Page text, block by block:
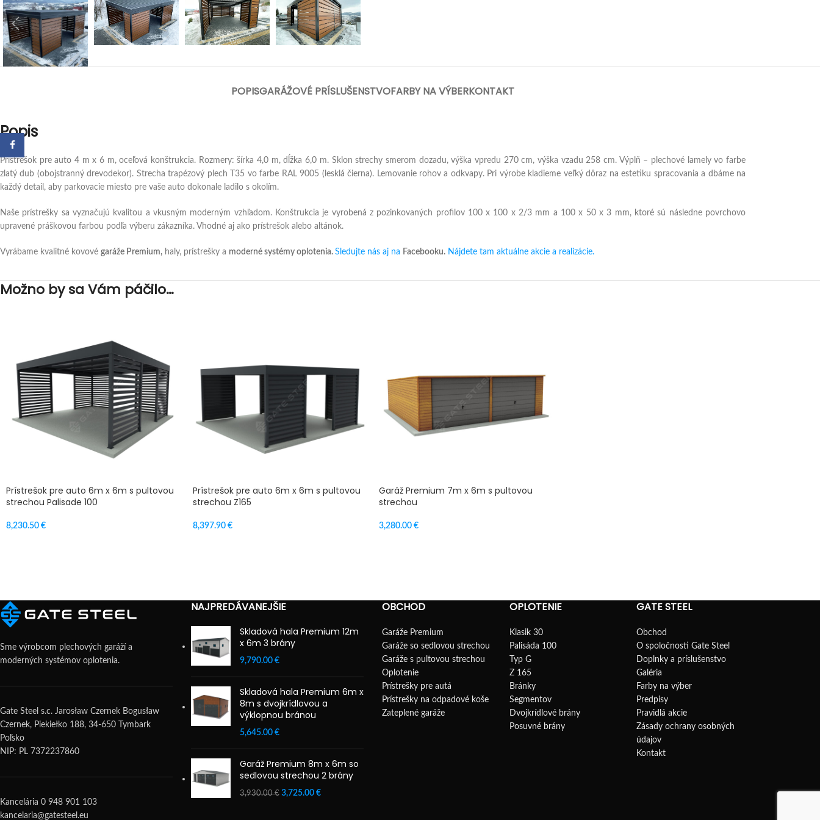
POPISGARÁŽOVÉ PRÍSLUŠENSTVOFARBY NA VÝBERKONTAKT
Popis
Prístrešok pre auto 4 m x 6 m, oceľová konštrukcia. Rozmery: šírka 4,0 m, dĺžka 6,0 m. Sklon strechy smerom dozadu, výška vpredu 270 cm, výška vzadu 258 cm. Výplň – plechové lamely vo farbe
zlatý dub (obojstranný drevodekor). Strecha trapézový plech T35 vo farbe RAL 9005 (lesklá čierna). Lemovanie rohov a odkvapy. Pri výrobe kladieme veľký dôraz na estetiku spracovania a dbáme na
každý detail, aby parkovacie miesto pre vaše auto dokonale ladilo s okolím.
Naše prístrešky sa vyznačujú kvalitou a vkusným moderným vzhľadom. Konštrukcia je vyrobená z pozinkovaných profilov 100 x 100 x 2/3 mm a 100 x 50 x 3 mm, ktoré sú následne povrchovo
upravené práškovou farbou podľa výberu zákazníka. Vhodné aj ako prístrešok alebo altánok.
Vyrábame kvalitné kovové garáže Premium, haly, prístrešky a moderné systémy oplotenia. Sledujte nás aj na Facebooku. Nájdete tam aktuálne akcie a realizácie.
Možno by sa Vám páčilo…
Prístrešok pre auto 6m x 6m s pultovou
strechou Palisade 100
8,230.50 €
Prístrešok pre auto 6m x 6m s pultovou
strechou Z165
8,397.90 €
Garáž Premium 7m x 6m s pultovou
strechou
3,280.00 €
Sme výrobcom plechových garáží a
moderných systémov oplotenia.
Gate Steel s.c. Jarosław Czernek Bogusław
Czernek, Piekiełko 188, 34-650 Tymbark
Poľsko
NIP: PL 7372237860
Kancelária 0 948 901 103
kancelaria@gatesteel.eu
NAJPREDÁVANEJŠIE
Skladová hala Premium 12m
x 6m 3 brány
9,790.00 €
Skladová hala Premium 6m x
8m s dvojkrídlovou a
výklopnou bránou
5,645.00 €
Garáž Premium 8m x 6m so
sedlovou strechou 2 brány
3,930.00€ 3,725.00 €
OBCHOD
Garáže Premium
Garáže so sedlovou strechou
Garáže s pultovou strechou
Oplotenie
Prístrešky pre autá
Prístrešky na odpadové koše
Zateplené garáže
OPLOTENIE
Klasik 30
Palisáda 100
Typ G
Z 165
Bránky
Segmentov
Dvojkrídlové brány
Posuvné brány
GATE STEEL
Obchod
O spoločnosti Gate Steel
Doplnky a príslušenstvo
Galéria
Farby na výber
Predpisy
Pravidlá akcie
Zásady ochrany osobných
údajov
Kontakt